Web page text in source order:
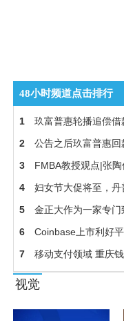
48小时频道点击排行
1 玖富普惠轮播追偿借
2 公告之后玖富普惠
3 FMBA教授观点|张
4 妇女节大促将至，
5 金正大作为一家专
6
Coinbase上市利好
将
7 移动支付领域 重庆
视觉